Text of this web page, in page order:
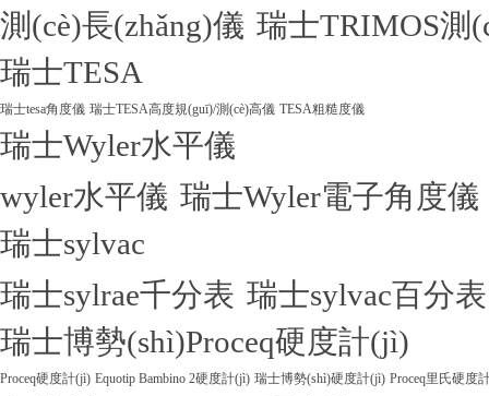
測(cè)長(zhǎng)儀 瑞士TRIMOS測
瑞士TESA
瑞士tesa角度儀 瑞士TESA高度規(guī)/測(cè)高儀 TESA粗糙度儀
瑞士Wyler水平儀
wyler水平儀 瑞士Wyler電子角度儀
瑞士sylvac
瑞士sylrae千分表 瑞士sylvac百分表
瑞士博勢(shì)Proceq硬度計(jì)
Proceq硬度計(jì) Equotip Bambino 2硬度計(jì) 瑞士博勢(shì)硬度計(jì) Proceq里氏硬度